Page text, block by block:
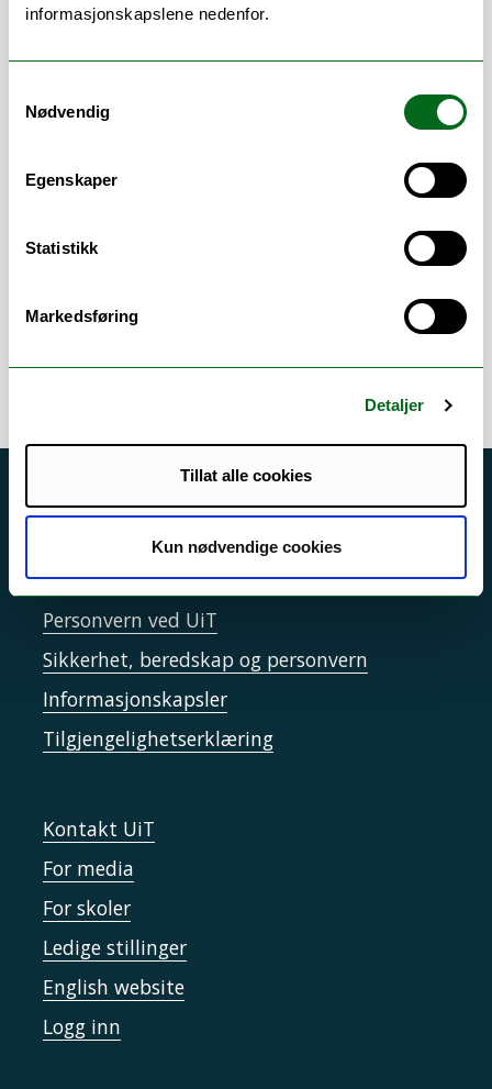
informasjonskapslene nedenfor.
Nødvendig
Egenskaper
Statistikk
Markedsføring
Detaljer
Tillat alle cookies
Kun nødvendige cookies
Samfunnssikkerhet master
Luftfartsvitenskap master
Study advisor for:
Societal safety master
Akutt hjelp
Driftsmeldinger
Personvern ved UiT
Sikkerhet, beredskap og personvern
Informasjonskapsler
Tilgjengelighetserklæring
Kontakt UiT
For media
For skoler
Ledige stillinger
English website
Logg inn